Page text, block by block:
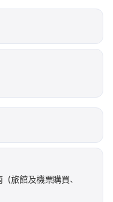
旅館及機票購買、